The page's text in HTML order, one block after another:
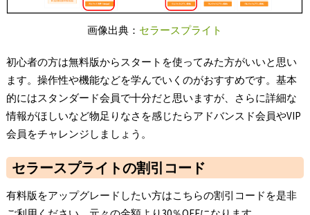
画像出典： セラースプライト
初心者の方は無料版からスタートを使ってみた方がいいと思い
ます。操作性や機能などを学んでいくのがおすすめです。基本
的にはスタンダード会員で十分だと思いますが、さらに詳細な
情報がほしいなど物足りなさを感じたらアドバンスド会員やVIP
会員をチャレンジしましょう。
セラースプライトの割引コード
有料版をアップグレードしたい方はこちらの割引コードを是非